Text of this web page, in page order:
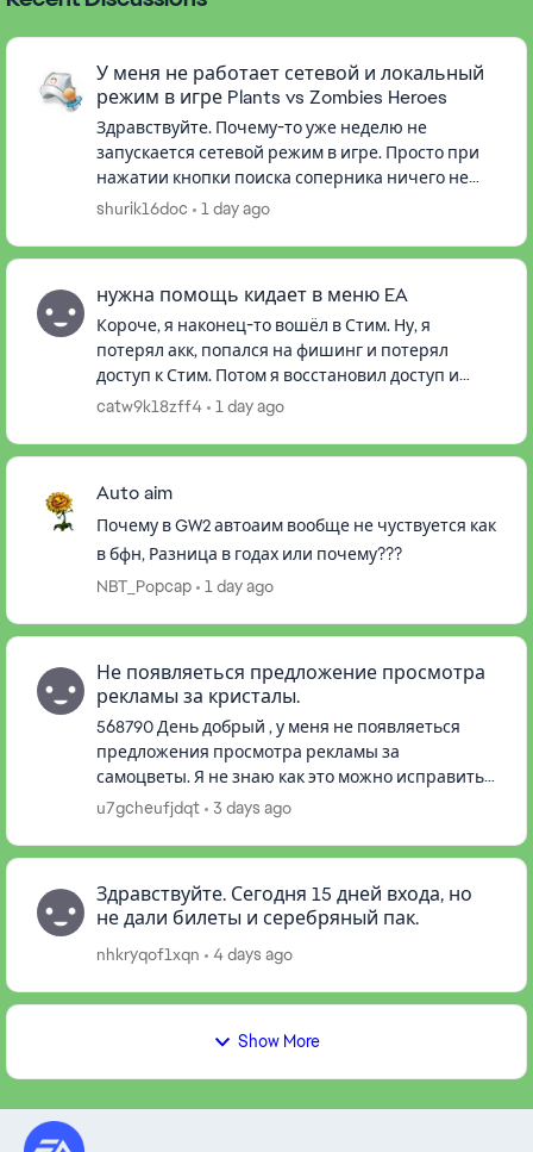
У меня не работает сетевой и локальный
режим в игре Plants vs Zombies Heroes
Здравствуйте. Почему-то уже неделю не
запускается сетевой режим в игре. Просто при
нажатии кнопки поиска соперника ничего не
происходит. Такая же ситуация при попытке
shurik16doc 1 day ago
нужна помощь кидает в меню EA
Короче, я наконец-то вошёл в Стим. Ну, я
потерял акк, попался на фишинг и потерял
доступ к Стим. Потом я восстановил доступ и
решил загуглить, как я мог попасться на
catw9k18zff4 1 day ago
Auto aim
Почему в GW2 автоаим вообще не чуствуется как
в бфн, Разница в годах или почему???
NBT_Popcap
1 day ago
Не появляеться предложение просмотра
рекламы за кристалы.
568790 День добрый , у меня не появляеться
предложения просмотра рекламы за
самоцветы. Я не знаю как это можно исправить ,
впн не помогает , переустановка игры не
u7gcheufjdqt 3 days ago
Здравствуйте. Сегодня 15 дней входа, но
не дали билеты и серебряный пак.
nhkryqof1xqn 4 days ago
Show More